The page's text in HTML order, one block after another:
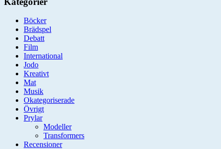
Böcker
Brädspel
Debatt
Film
International
Jodo
Kreativt
Mat
Musik
Okategoriserade
Övrigt
Prylar
Modeller
Transformers
Recensioner